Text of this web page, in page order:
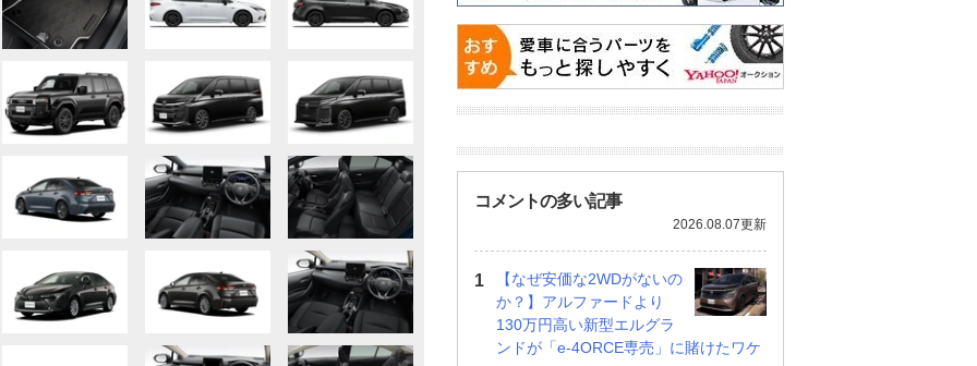
コメントの多い記事
2026.08.07更新
【なぜ安価な2WDがないの
か？】アルファードより
130万円高い新型エルグラ
ンドが「e-4ORCE専売」に賭けたワケ